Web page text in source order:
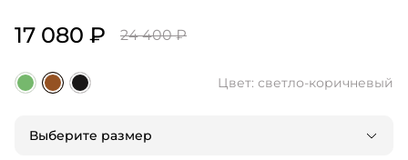
17 080 ₽ 24 400 ₽
Цвет: светло-коричневый
Выберите размер